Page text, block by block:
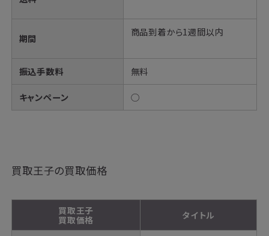
期間
商品到着から1週間以内
振込手数料 無料
キャンペーン ◯
買取王子の買取価格
買取王子
買取価格
タイトル